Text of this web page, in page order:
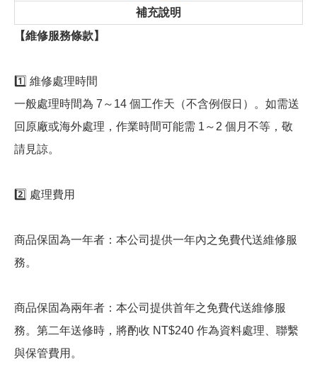
補充說明
【維修服務條款】
1️⃣ 維修處理時間
一般處理時間為 7～14 個工作天（不含例假日）。如需送
回原廠或海外處理，作業時間可能需 1～2 個月不等，敬
請見諒。
2️⃣ 處理費用
商品保固為一年者：本公司提供一年內之免費代送維修服
務。
商品保固為兩年者：本公司提供首年之免費代送維修服
務。第二年送修時，將酌收 NT$240 作為資料處理、聯繫
與保管費用。